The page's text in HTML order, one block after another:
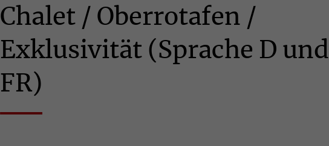
Chalet / Oberrotafen /
Exklusivität (Sprache D und
FR)